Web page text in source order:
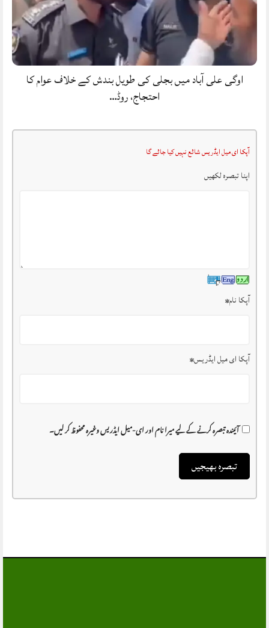
اوگی علی آباد میں بجلی کی طویل بندش کے خلاف عوام کا
احتجاج، روڈ…
آپکا ای میل ایڈریس شائع نہیں کیا جائے گا
اپنا تبصرہ لکھیں
آپکا نام*
آپکا ای میل ایڈریس*
آئیندہ تبصرہ کرنے کے لیے میرا نام اور ای-میل ایڈریس وغیرہ محفوظ کر لیں۔